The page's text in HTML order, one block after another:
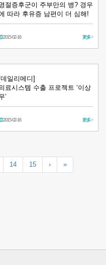
절증후군이 주부만의 병? 경우
따라 후유증 남편이 더 심해!
2015-02-16 更多 >
[데일리메디]
료시스템 수출 프로젝트 ‘이상
’
2015-02-16 更多 >
14 15 › »